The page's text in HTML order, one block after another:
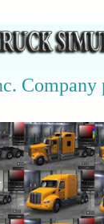
Company